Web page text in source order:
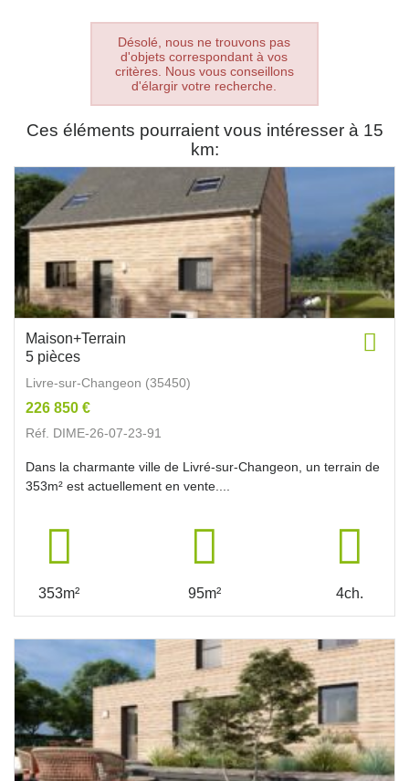
Désolé, nous ne trouvons pas
d'objets correspondant à vos
critères. Nous vous conseillons
d'élargir votre recherche.
Ces éléments pourraient vous intéresser à 15
km:
Maison+Terrain
5 pièces
Livre-sur-Changeon (35450)
226 850 €
Réf. DIME-26-07-23-91
Dans la charmante ville de Livré-sur-Changeon, un terrain de
353m² est actuellement en vente....
353m² 95m² 4ch.